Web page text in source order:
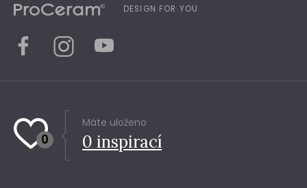
DESIGN FOR YOU
0
Máte uloženo
0 inspirací